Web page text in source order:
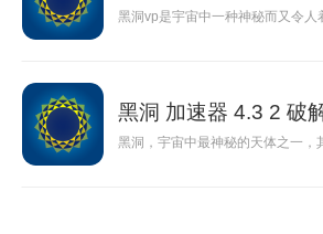
黑洞vp是宇宙中一种神秘而又令
黑洞 加速器 4.3 2 破
黑洞，宇宙中最神秘的天体之一，